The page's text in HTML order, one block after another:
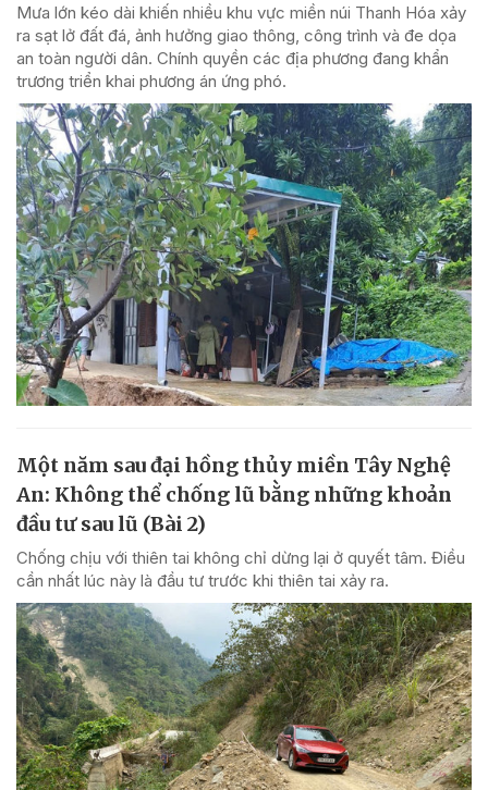
Mưa lớn kéo dài khiến nhiều khu vực miền núi Thanh Hóa xảy
ra sạt lở đất đá, ảnh hưởng giao thông, công trình và đe dọa
an toàn người dân. Chính quyền các địa phương đang khẩn
trương triển khai phương án ứng phó.
Một năm sau đại hồng thủy miền Tây Nghệ
An: Không thể chống lũ bằng những khoản
đầu tư sau lũ (Bài 2)
Chống chịu với thiên tai không chỉ dừng lại ở quyết tâm. Điều
cần nhất lúc này là đầu tư trước khi thiên tai xảy ra.